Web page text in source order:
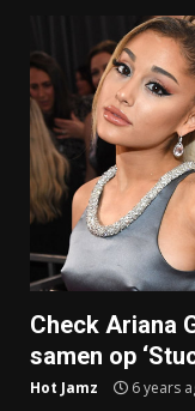
Check Ariana
samen op
Hot Jamz 6 years